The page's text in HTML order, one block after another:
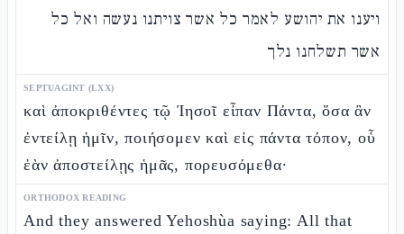
ויענו את יהושע לאמר כל אשר צויתנו נעשה ואל כל
אשר תשלחנו נלך
SEPTUAGINT (LXX)
καὶ ἀποκριθέντες τῷ Ἰησοῖ εἶπαν Πάντα, ὅσα ἂν
ἐντείλῃ ἡμῖν, ποιήσομεν καὶ εἰς πάντα τόπον, οὗ
ἐὰν ἀποστείλῃς ἡμᾶς, πορευσόμεθα·
ORTHODOX READING
And they answered Yehoshùa saying: All that